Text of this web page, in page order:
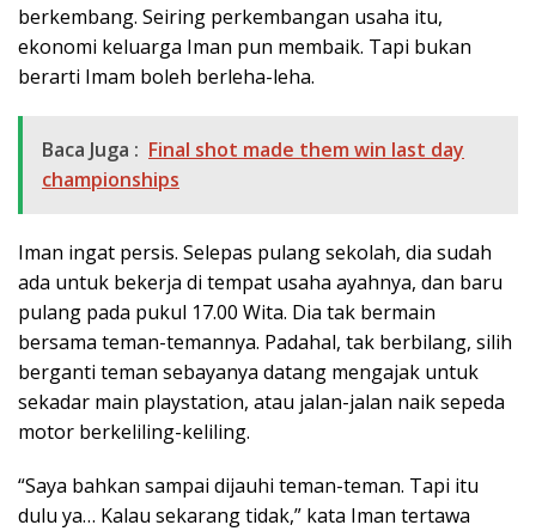
berkembang. Seiring perkembangan usaha itu,
ekonomi keluarga Iman pun membaik. Tapi bukan
berarti Imam boleh berleha-leha.
Baca Juga : Final shot made them win last day
championships
Iman ingat persis. Selepas pulang sekolah, dia sudah
ada untuk bekerja di tempat usaha ayahnya, dan baru
pulang pada pukul 17.00 Wita. Dia tak bermain
bersama teman-temannya. Padahal, tak berbilang, silih
berganti teman sebayanya datang mengajak untuk
sekadar main playstation, atau jalan-jalan naik sepeda
motor berkeliling-keliling.
“Saya bahkan sampai dijauhi teman-teman. Tapi itu
dulu ya… Kalau sekarang tidak,” kata Iman tertawa